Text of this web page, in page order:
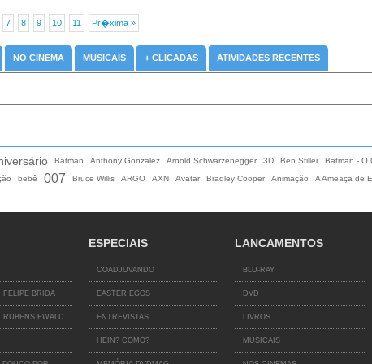
7 8 9 10 11 Pr�xima »
NO CINEMA MUSICAIS + CLICADAS ATIVIDADES RECENTES
Batman Anthony Gonzalez Arnold Schwarzenegger 3D Ben Stiller Batman - O
bebê 007 Bruce Willis ARGO AXN Avatar Bradley Cooper Animação A Ameaça de
FELIPE BRIDA
RUBENS EWALD
ESPECIAIS
COADJUVANDO
EASTER EGGS
ENTREVISTAS
HEIN? COMO?
LANCAMENTOS
BLU-RAY
DVD
LIVROS
MUSICAIS